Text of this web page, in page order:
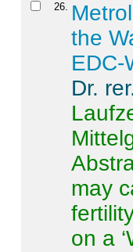
26.
the
EDC-
Dr.
may
on a